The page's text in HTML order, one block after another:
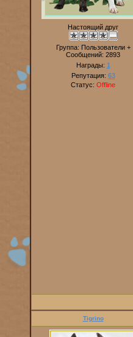
Настоящий друг
Группа: Пользователи +
Сообщений: 2893
Награды: 1
Репутация: 63
Статус: Offline
Tigrino